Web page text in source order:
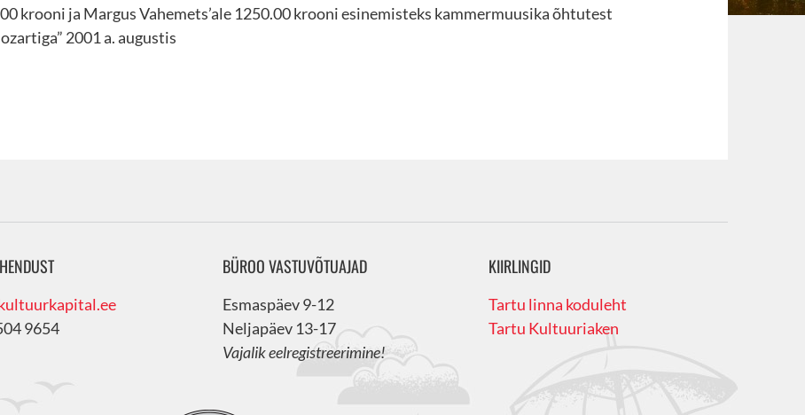
krooni ja Margus Vahemets’ale 1250.00 krooni esinemisteks kammermuusika õhtutest
2001 a. augustis
9654
BÜROO VASTUVÕTUAJAD
Esmaspäev 9-12
Neljapäev 13-17
Vajalik eelregistreerimine!
KIIRLINGID
Tartu linna koduleht
Tartu Kultuuriaken